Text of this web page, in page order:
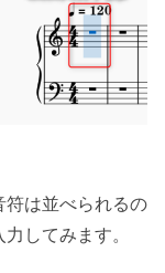
符は並べられるの
してみます。